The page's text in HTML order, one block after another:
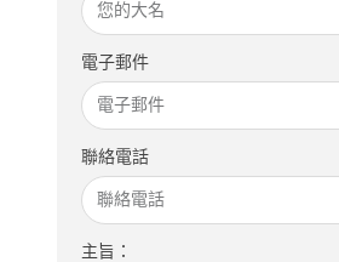
電子郵件
聯絡電話
主旨：